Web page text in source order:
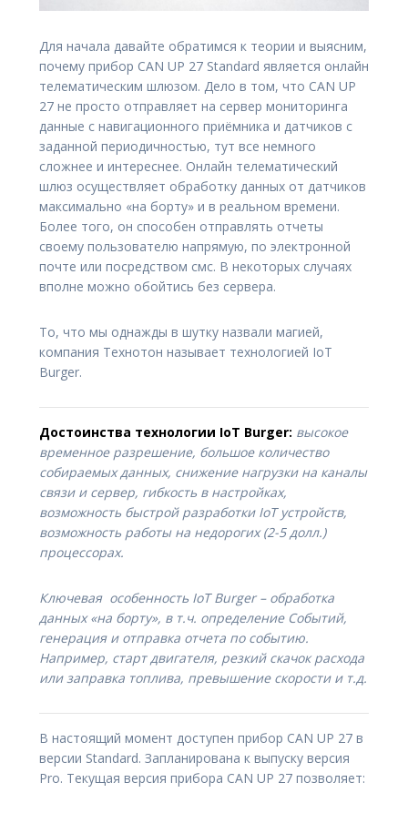
Для начала давайте обратимся к теории и выясним,
почему прибор CAN UP 27 Standard является онлайн
телематическим шлюзом. Дело в том, что CAN UP
27 не просто отправляет на сервер мониторинга
данные с навигационного приёмника и датчиков с
заданной периодичностью, тут все немного
сложнее и интереснее. Онлайн телематический
шлюз осуществляет обработку данных от датчиков
максимально «на борту» и в реальном времени.
Более того, он способен отправлять отчеты
своему пользователю напрямую, по электронной
почте или посредством смс. В некоторых случаях
вполне можно обойтись без сервера.
То, что мы однажды в шутку назвали магией,
компания Технотон называет технологией IoT
Burger.
Достоинства технологии IoT Burger: высокое
временное разрешение, большое количество
собираемых данных, снижение нагрузки на каналы
связи и сервер, гибкость в настройках,
возможность быстрой разработки IoT устройств,
возможность работы на недорогих (2-5 долл.)
процессорах.
Ключевая особенность IoT Burger – обработка
данных «на борту», в т.ч. определение Событий,
генерация и отправка отчета по событию.
Например, старт двигателя, резкий скачок расхода
или заправка топлива, превышение скорости и т.д.
В настоящий момент доступен прибор CAN UP 27 в
версии Standard. Запланирована к выпуску версия
Pro. Текущая версия прибора CAN UP 27 позволяет: